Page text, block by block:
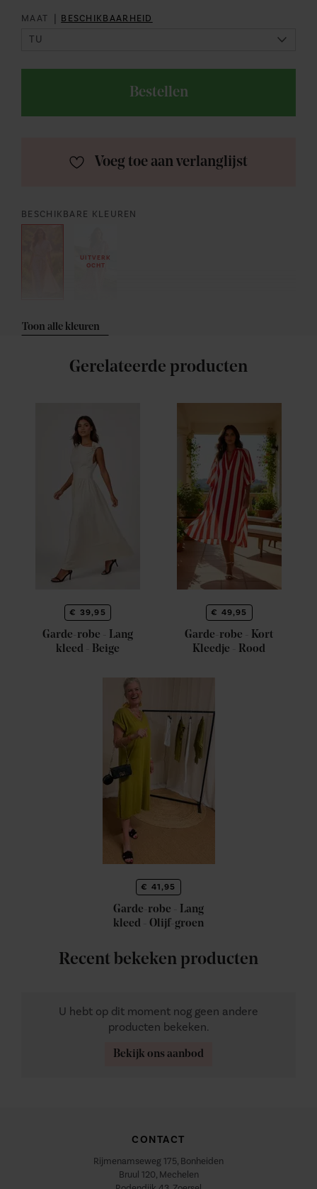
MAAT | BESCHIKBAARHEID
BESCHIKBARE KLEUREN
UITVERK
OCHT
Toon alle kleuren
Bestellen
Voeg toe aan verlanglijst
Gerelateerde producten
€ 39,95
Garde-robe - Lang
kleed - Beige
€ 49,95
Garde-robe - Kort
Kleedje - Rood
€ 41,95
Garde-robe - Lang
kleed - Olijf-groen
Recent bekeken producten
U hebt op dit moment nog geen andere
producten bekeken.
Bekijk ons aanbod
CONTACT
Rijmenamseweg 175, Bonheiden
Bruul 120, Mechelen